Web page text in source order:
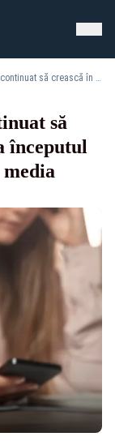
Prețurile locuințelor au continuat să crească în UE și zona euro la începutul lui 2026. România depășește media europeană
să
începutul
media